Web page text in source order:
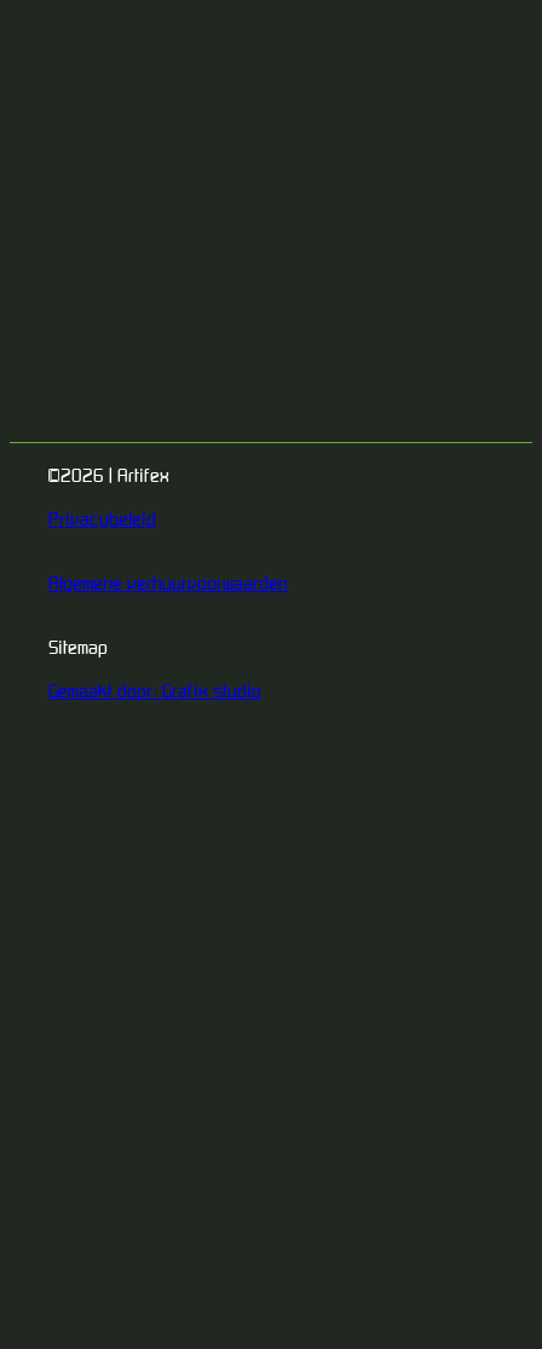
©2026 | Artifex
Privacybeleid
Algemene verhuurvoorwaarden
Sitemap
Gemaakt door: Grafix studio